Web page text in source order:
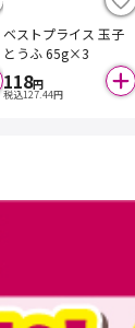
ベストプライス 玉子
とうふ 65g×3
118円
税込127.44円